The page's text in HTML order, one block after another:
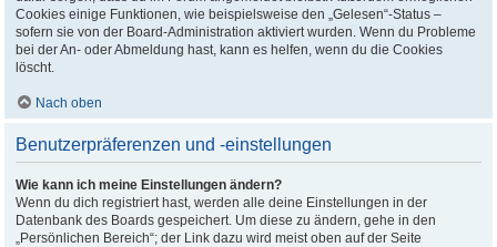
Cookies einige Funktionen, wie beispielsweise den „Gelesen“-Status –
sofern sie von der Board-Administration aktiviert wurden. Wenn du Probleme
bei der An- oder Abmeldung hast, kann es helfen, wenn du die Cookies
löscht.
Nach oben
Benutzerpräferenzen und -einstellungen
Wie kann ich meine Einstellungen ändern?
Wenn du dich registriert hast, werden alle deine Einstellungen in der
Datenbank des Boards gespeichert. Um diese zu ändern, gehe in den
„Persönlichen Bereich“; der Link dazu wird meist oben auf der Seite